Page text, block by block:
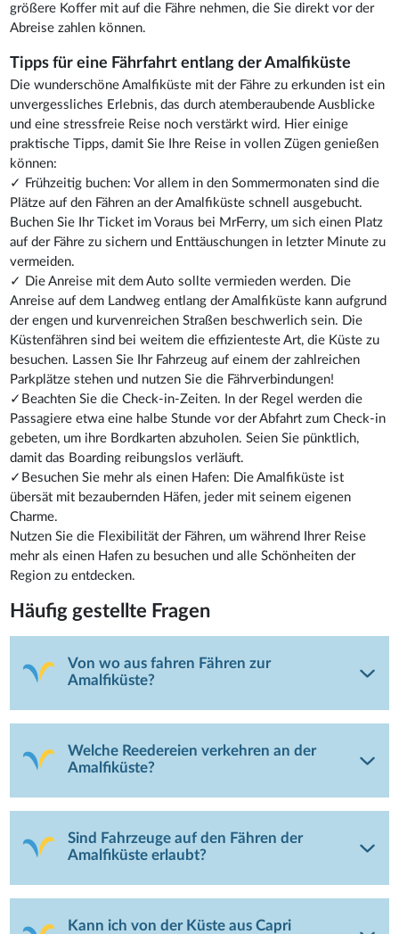
größere Koffer mit auf die Fähre nehmen, die Sie direkt vor der
Abreise zahlen können.
Tipps für eine Fährfahrt entlang der Amalfiküste
Die wunderschöne Amalfiküste mit der Fähre zu erkunden ist ein
unvergessliches Erlebnis, das durch atemberaubende Ausblicke
und eine stressfreie Reise noch verstärkt wird. Hier einige
praktische Tipps, damit Sie Ihre Reise in vollen Zügen genießen
können:
✓ Frühzeitig buchen: Vor allem in den Sommermonaten sind die
Plätze auf den Fähren an der Amalfiküste schnell ausgebucht.
Buchen Sie Ihr Ticket im Voraus bei MrFerry, um sich einen Platz
auf der Fähre zu sichern und Enttäuschungen in letzter Minute zu
vermeiden.
✓ Die Anreise mit dem Auto sollte vermieden werden. Die
Anreise auf dem Landweg entlang der Amalfiküste kann aufgrund
der engen und kurvenreichen Straßen beschwerlich sein. Die
Küstenfähren sind bei weitem die effizienteste Art, die Küste zu
besuchen. Lassen Sie Ihr Fahrzeug auf einem der zahlreichen
Parkplätze stehen und nutzen Sie die Fährverbindungen!
✓Beachten Sie die Check-in-Zeiten. In der Regel werden die
Passagiere etwa eine halbe Stunde vor der Abfahrt zum Check-in
gebeten, um ihre Bordkarten abzuholen. Seien Sie pünktlich,
damit das Boarding reibungslos verläuft.
✓Besuchen Sie mehr als einen Hafen: Die Amalfiküste ist
übersät mit bezaubernden Häfen, jeder mit seinem eigenen
Charme.
Nutzen Sie die Flexibilität der Fähren, um während Ihrer Reise
mehr als einen Hafen zu besuchen und alle Schönheiten der
Region zu entdecken.
Häufig gestellte Fragen
Von wo aus fahren Fähren zur
Amalfiküste?
Welche Reedereien verkehren an der
Amalfiküste?
Sind Fahrzeuge auf den Fähren der
Amalfiküste erlaubt?
Kann ich von der Küste aus Capri